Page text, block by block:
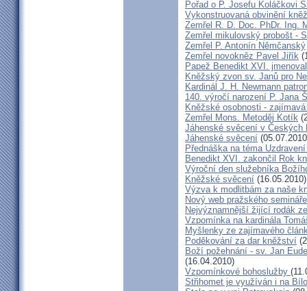
Pořad o P. Josefu Koláčkovi
Vykonstruovaná obvinění
Zemřel R. D. Doc. PhDr. Ing.
Zemřel mikulovský probošt -
Zemřel P. Antonín Němčanský
Zemřel novokněz Pavel Jiřík
Papež Benedikt XVI.
Kněžský zvon sv. Janů pro
Kardinál J. H. Newmann
140. výročí narození P. Jana
Kněžské osobnosti -
Zemřel Mons. Metoděj Kotík
Jáhenské svěcení v Českých
Jáhenské svěcení
Přednáška na téma
Benedikt XVI. zakončil Rok
Výroční den služebníka
Kněžské svěcení (16.05.2010)
Výzva k modlitbám za naše
Nový web pražského semináře
Nejvýznamnější žijící rodák
Vzpomínka na kardinála
Myšlenky ze zajímavého
Poděkování za dar kněžství
Boží požehnání - sv. Jan
(16.04.2010)
Vzpomínkové bohoslužby
Střihomet je využíván i na